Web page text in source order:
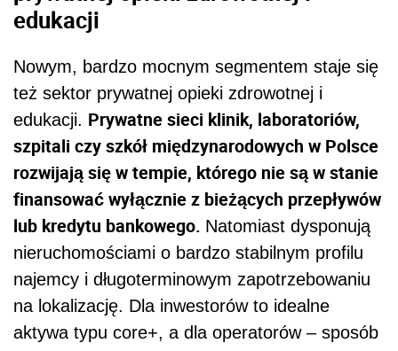
edukacji
Nowym, bardzo mocnym segmentem staje się
też sektor prywatnej opieki zdrowotnej i
edukacji. Prywatne sieci klinik, laboratoriów,
szpitali czy szkół międzynarodowych w Polsce
rozwijają się w tempie, którego nie są w stanie
finansować wyłącznie z bieżących przepływów
lub kredytu bankowego. Natomiast dysponują
nieruchomościami o bardzo stabilnym profilu
najemcy i długoterminowym zapotrzebowaniu
na lokalizację. Dla inwestorów to idealne
aktywa typu core+, a dla operatorów – sposób